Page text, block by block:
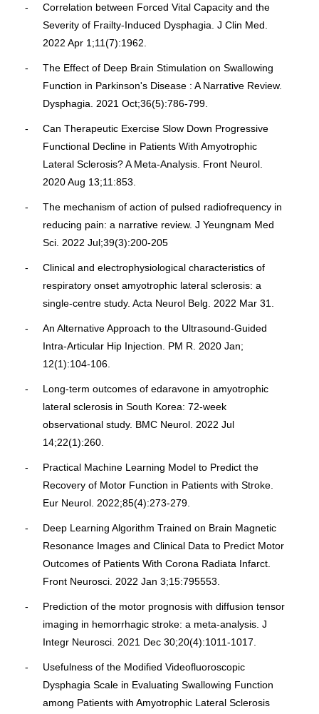
Correlation between Forced Vital Capacity and the
Severity of Frailty-Induced Dysphagia. J Clin Med.
2022 Apr 1;11(7):1962.
The Effect of Deep Brain Stimulation on Swallowing
Function in Parkinson's Disease : A Narrative Review.
Dysphagia. 2021 Oct;36(5):786-799.
Can Therapeutic Exercise Slow Down Progressive
Functional Decline in Patients With Amyotrophic
Lateral Sclerosis? A Meta-Analysis. Front Neurol.
2020 Aug 13;11:853.
The mechanism of action of pulsed radiofrequency in
reducing pain: a narrative review. J Yeungnam Med
Sci. 2022 Jul;39(3):200-205
Clinical and electrophysiological characteristics of
respiratory onset amyotrophic lateral sclerosis: a
single-centre study. Acta Neurol Belg. 2022 Mar 31.
An Alternative Approach to the Ultrasound-Guided
Intra-Articular Hip Injection. PM R. 2020 Jan;
12(1):104-106.
Long-term outcomes of edaravone in amyotrophic
lateral sclerosis in South Korea: 72-week
observational study. BMC Neurol. 2022 Jul
14;22(1):260.
Practical Machine Learning Model to Predict the
Recovery of Motor Function in Patients with Stroke.
Eur Neurol. 2022;85(4):273-279.
Deep Learning Algorithm Trained on Brain Magnetic
Resonance Images and Clinical Data to Predict Motor
Outcomes of Patients With Corona Radiata Infarct.
Front Neurosci. 2022 Jan 3;15:795553.
Prediction of the motor prognosis with diffusion tensor
imaging in hemorrhagic stroke: a meta-analysis. J
Integr Neurosci. 2021 Dec 30;20(4):1011-1017.
Usefulness of the Modified Videofluoroscopic
Dysphagia Scale in Evaluating Swallowing Function
among Patients with Amyotrophic Lateral Sclerosis